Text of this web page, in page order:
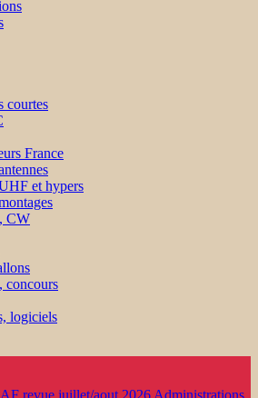
courtes
France
et hypers
CW
concours
logiciels
revue juillet/aout 2026 Administrations